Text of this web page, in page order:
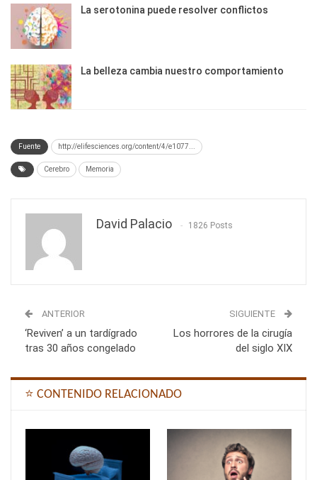
La serotonina puede resolver conflictos
La belleza cambia nuestro comportamiento
Fuente http://elifesciences.org/content/4/e1077...
Cerebro Memoria
David Palacio 1826 Posts
ANTERIOR
‘Reviven’ a un tardígrado
tras 30 años congelado
SIGUIENTE
Los horrores de la cirugía
del siglo XIX
⭐ CONTENIDO RELACIONADO